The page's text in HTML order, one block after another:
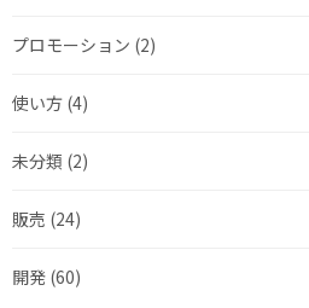
プロモーション (2)
使い方 (4)
未分類 (2)
販売 (24)
開発 (60)